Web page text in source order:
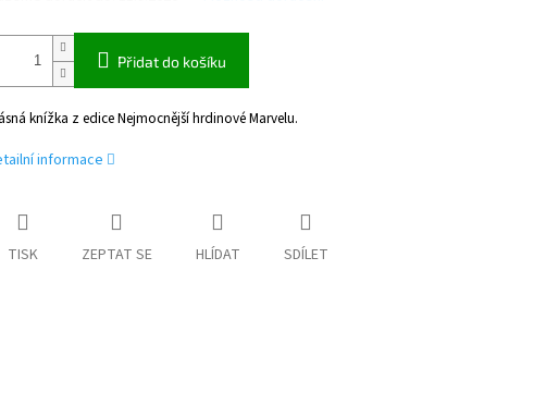
Přidat do košíku
knížka z edice Nejmocnější hrdinové Marvelu.
informace
TISK ZEPTAT SE HLÍDAT SDÍLET